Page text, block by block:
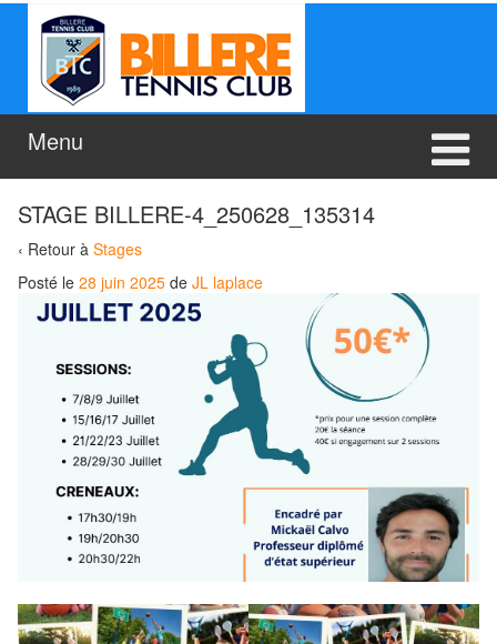
principal
Menu
STAGE BILLERE-4_250628_135314
‹ Retour à Stages
Posté le 28 juin 2025 de JL laplace